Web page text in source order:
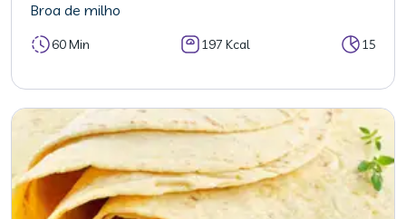
Broa de milho
60 Min 197 Kcal 15